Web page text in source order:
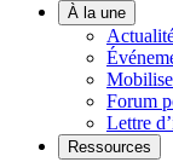
À la une
Forum
Lettre
Ressources